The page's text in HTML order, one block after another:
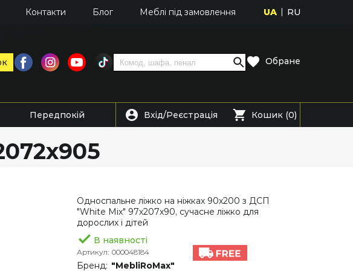
Контакти Блог Меблі під замовлення UA RU
Обране
Передпокій Вхід/Реєстрація Кошик (0)
Односпальне ліжко на ніжках 90х200 з ДСП
"White Mix" 97х207х90, сучасне ліжко для
дорослих і дітей
В наявності
Артикул: 000048184
Бренд: "MebliRoMax"